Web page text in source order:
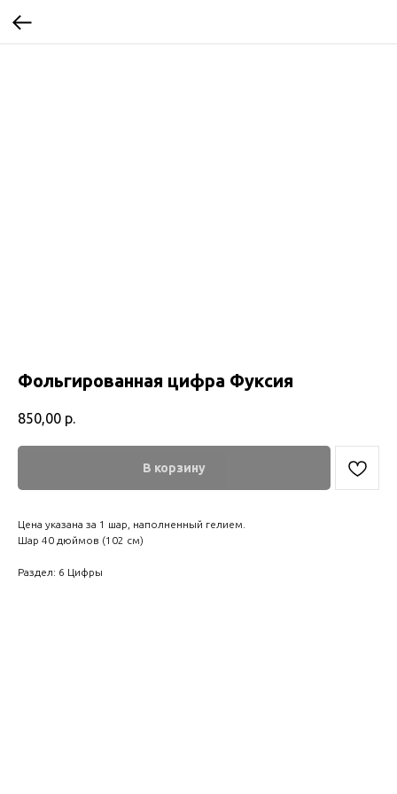
Фольгированная цифра Фуксия
850,00 р.
В корзину
Цена указана за 1 шар, наполненный гелием.
Шар 40 дюймов (102 см)
Раздел: 6 Цифры